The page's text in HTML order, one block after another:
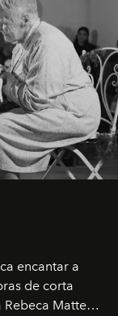
encantar a
de corta
Rebeca Matte